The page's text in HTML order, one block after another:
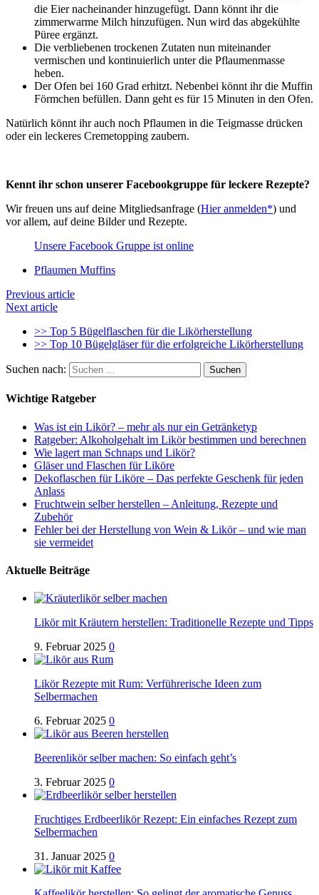
die Eier nacheinander hinzugefügt. Dann könnt ihr die
zimmerwarme Milch hinzufügen. Nun wird das abgekühlte
Püree ergänzt.
Die verbliebenen trockenen Zutaten nun miteinander
vermischen und kontinuierlich unter die Pflaumenmasse
heben.
Der Ofen bei 160 Grad erhitzt. Nebenbei könnt ihr die Muffin
Förmchen befüllen. Dann geht es für 15 Minuten in den Ofen.
Natürlich könnt ihr auch noch Pflaumen in die Teigmasse drücken
oder ein leckeres Cremetopping zaubern.
Kennt ihr schon unserer Facebookgruppe für leckere Rezepte?
Wir freuen uns auf deine Mitgliedsanfrage (Hier anmelden*) und
vor allem, auf deine Bilder und Rezepte.
Unsere Facebook Gruppe ist online
Pflaumen Muffins
Previous article
Next article
>> Top 5 Bügelflaschen für die Likörherstellung
>> Top 10 Bügelgläser für die erfolgreiche Likörherstellung
Suchen nach:
Wichtige Ratgeber
Was ist ein Likör? – mehr als nur ein Getränketyp
Ratgeber: Alkoholgehalt im Likör bestimmen und berechnen
Wie lagert man Schnaps und Likör?
Gläser und Flaschen für Liköre
Dekoflaschen für Liköre – Das perfekte Geschenk für jeden
Anlass
Fruchtwein selber herstellen – Anleitung, Rezepte und
Zubehör
Fehler bei der Herstellung von Wein & Likör – und wie man
sie vermeidet
Aktuelle Beiträge
Likör mit Kräutern herstellen: Traditionelle Rezepte und Tipps
9. Februar 2025 0
Likör Rezepte mit Rum: Verführerische Ideen zum
Selbermachen
6. Februar 2025 0
Beerenlikör selber machen: So einfach geht’s
3. Februar 2025 0
Fruchtiges Erdbeerlikör Rezept: Ein einfaches Rezept zum
Selbermachen
31. Januar 2025 0